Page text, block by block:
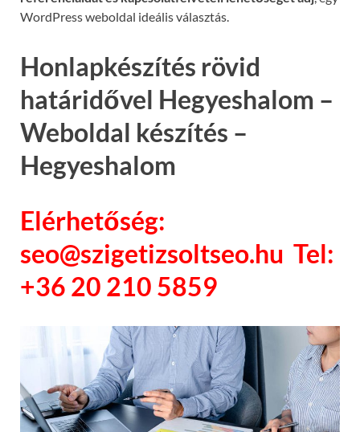
WordPress weboldal ideális választás.
Honlapkészítés rövid
határidővel Hegyeshalom –
Weboldal készítés –
Hegyeshalom
Elérhetőség:
seo@szigetizsoltseo.hu Tel:
+36 20 210 5859